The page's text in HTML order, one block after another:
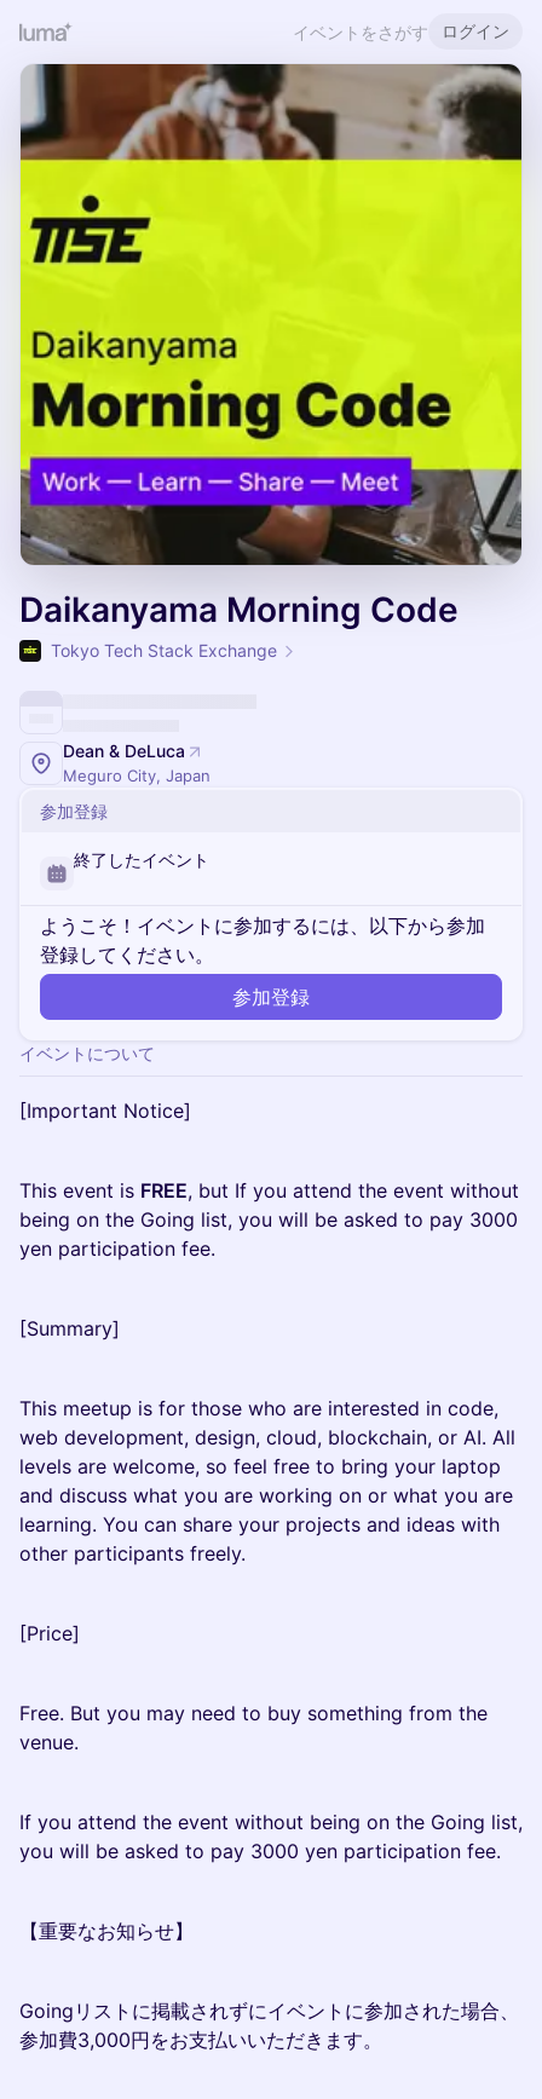
イベントをさがす ログイン
Daikanyama Morning Code
Tokyo Tech Stack Exchange
Dean & DeLuca
Meguro City, Japan
参加登録
終了したイベント
ようこそ！イベントに参加するには、以下から参加
登録してください。
参加登録
イベントについて
[Important Notice]
This event is FREE, but If you attend the event without
being on the Going list, you will be asked to pay 3000
yen participation fee.
[Summary]
This meetup is for those who are interested in code,
web development, design, cloud, blockchain, or AI. All
levels are welcome, so feel free to bring your laptop
and discuss what you are working on or what you are
learning. You can share your projects and ideas with
other participants freely.
[Price]
Free. But you may need to buy something from the
venue.
If you attend the event without being on the Going list,
you will be asked to pay 3000 yen participation fee.
【重要なお知らせ】
Goingリストに掲載されずにイベントに参加された場合、
参加費3,000円をお支払いいただきます。